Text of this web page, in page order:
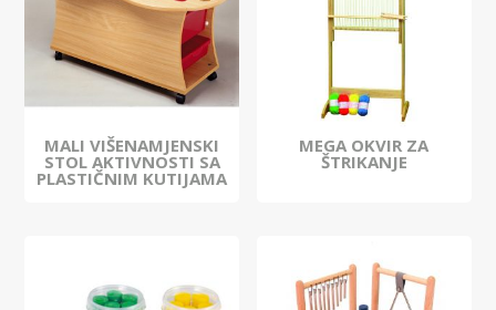
MALI VIŠENAMJENSKI
STOL AKTIVNOSTI SA
PLASTIČNIM KUTIJAMA
MEGA OKVIR ZA
ŠTRIKANJE